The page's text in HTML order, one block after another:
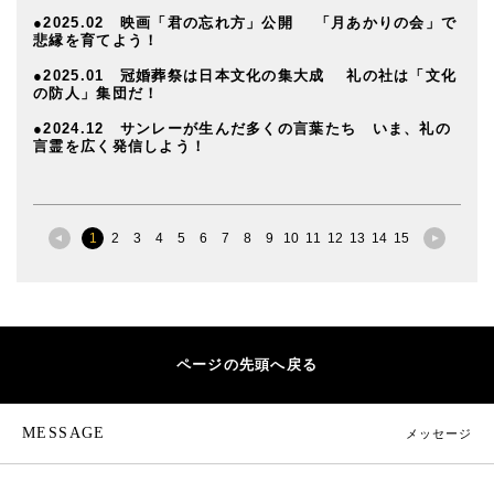
●2025.02 映画「君の忘れ方」公開 「月あかりの会」で
悲縁を育てよう！
●2025.01 冠婚葬祭は日本文化の集大成 礼の社は「文化
の防人」集団だ！
●2024.12 サンレーが生んだ多くの言葉たち いま、礼の
言霊を広く発信しよう！
1 2 3 4 5 6 7 8 9 10 11 12 13 14 15
ページの先頭へ戻る
MESSAGE メッセージ